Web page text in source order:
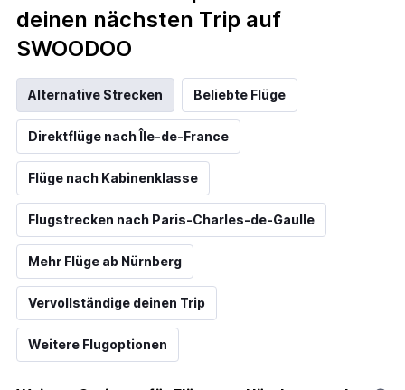
deinen nächsten Trip auf
SWOODOO
Alternative Strecken Beliebte Flüge
Direktflüge nach Île-de-France
Flüge nach Kabinenklasse
Flugstrecken nach Paris-Charles-de-Gaulle
Mehr Flüge ab Nürnberg
Vervollständige deinen Trip
Weitere Flugoptionen